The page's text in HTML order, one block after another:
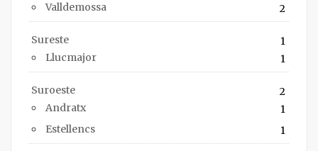
Valldemossa
2
Sureste
1
Llucmajor
1
Suroeste
2
Andratx
1
Estellencs
1